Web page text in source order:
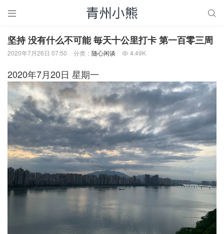
 
坚持 没有什么不可能 毎天十公里打卡 第一百零三周
2020年7月26日 07:50 分类： 随心闲谈  4.49K
2020年7月20日 星期一